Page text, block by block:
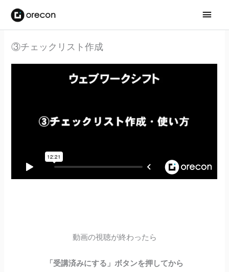
メ
イ
③チェックリスト作成
動画の視聴が終わったら
「受講済みにする」ボタンを押してから